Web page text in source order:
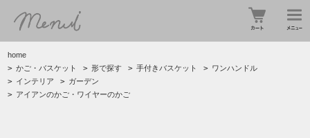
home
> かご・バスケット > 形で探す > 手付きバスケット > ワンハンドル
> インテリア > ガーデン
> アイアンのかご・ワイヤーのかご